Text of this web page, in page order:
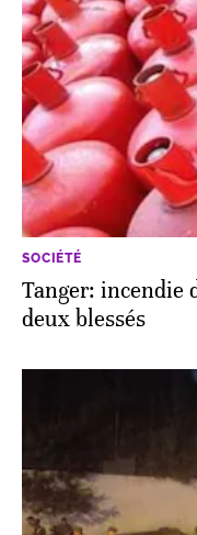
SOCIÉTÉ
Tanger: incendie
deux blessés